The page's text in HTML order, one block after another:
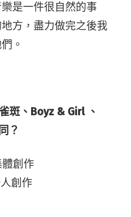
是一件很自然的事
方，盡力做完之後我
。
斑、Boyz & Girl 、
？
創作
創作